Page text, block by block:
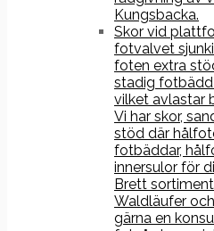
Kungsbacka.
Skor vid
fotvalvet
foten extra
stadig
vilket avlastar
Vi har skor,
stöd där
fotbäddar,
innersulor för
Brett
Waldläufer
gärna en